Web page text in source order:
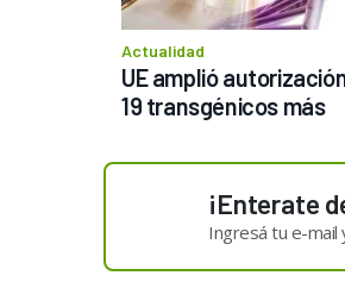
Actualidad
UE amplió
19 transgénicos más
¡Enterate
Ingresá tu e-